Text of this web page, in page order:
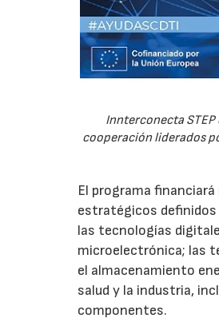
Innterconecta
cooperación liderados
El programa
estratégicos definidos
las tecnologías
microelectrónica; las
el almacenamiento
salud y la industria,
componentes.